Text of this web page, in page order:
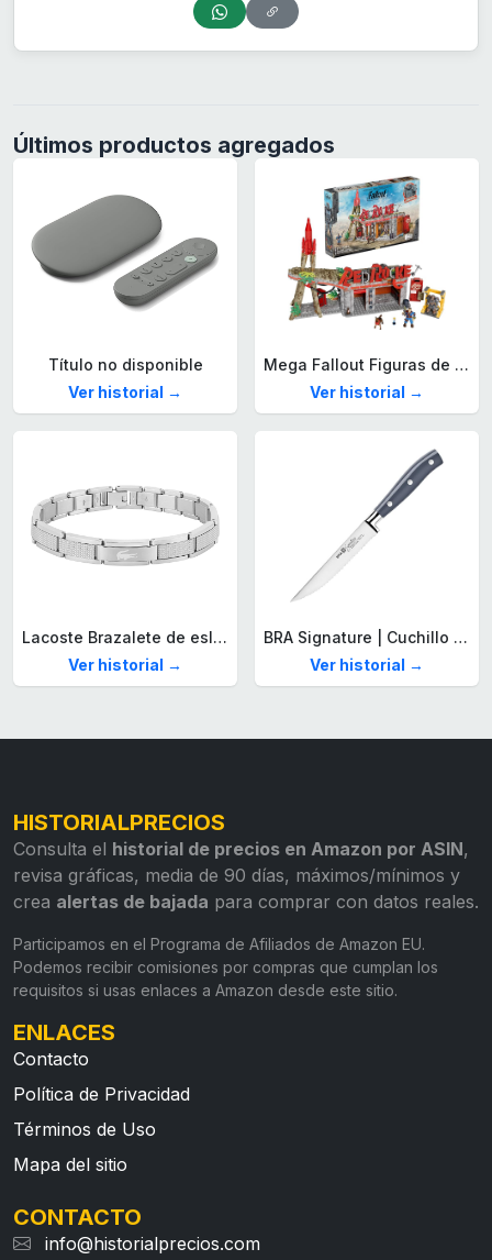
Últimos productos agregados
Título no disponible
Ver historial →
Mega Fallout Figuras de acción y Juguetes de construcción, Parada de Camiones Red Rocket con 824 Piezas, 2 Personajes articulados y Accesorios, para coleccionistas, HXT00
Ver historial →
Lacoste Brazalete de eslabón para Hombre Colección STENCIL de Acero inoxidable
Ver historial →
BRA Signature | Cuchillo tomatero 120 mm, Acero Inoxidable alemán forjado con Molibdeno Vanadio, Mango Remachado ABS, Diseño Ergonómico, Hoja 1,6 mm espesor
Ver historial →
HISTORIALPRECIOS
Consulta el historial de precios en Amazon por ASIN,
revisa gráficas, media de 90 días, máximos/mínimos y
crea alertas de bajada para comprar con datos reales.
Participamos en el Programa de Afiliados de Amazon EU.
Podemos recibir comisiones por compras que cumplan los
requisitos si usas enlaces a Amazon desde este sitio.
ENLACES
Contacto
Política de Privacidad
Términos de Uso
Mapa del sitio
CONTACTO
info@historialprecios.com